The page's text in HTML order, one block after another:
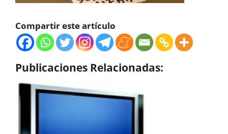
Compartir este artículo
Publicaciones Relacionadas: